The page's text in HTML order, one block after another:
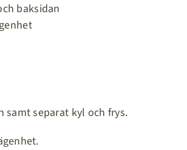
baksidan
samt separat kyl och frys.